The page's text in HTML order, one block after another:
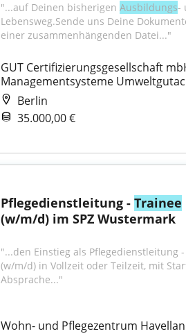
"...auf Deinen bisherigen Ausbildungs-
Lebensweg.Sende uns Deine
einer zusammenhängenden Datei..."
GUT Certifizierungsgesellschaft
Managementsysteme
Berlin
35.000,00 €
Pflegedienstleitung - Trainee
(w/m/d) im SPZ Wustermark
"...den Einstieg als Pflegedienstleitung
(w/m/d) in Vollzeit oder Teilzeit, mit
Absprache..."
Wohn- und Pflegezentrum